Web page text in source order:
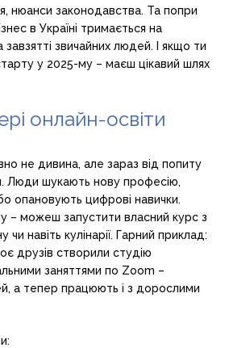
нюанси законодавства. Та попри
в Україні тримається на
завзятті звичайних людей. І якщо ти
у 2025-му – маєш цікавий шлях
онлайн-освіти
не дивина, але зараз від попиту
Люди шукають нову професію,
опановують цифрові навички.
– можеш запустити власний курс з
чи навіть кулінарії. Гарний приклад:
друзів створили студію
заняттями по Zoom –
а тепер працюють і з дорослими